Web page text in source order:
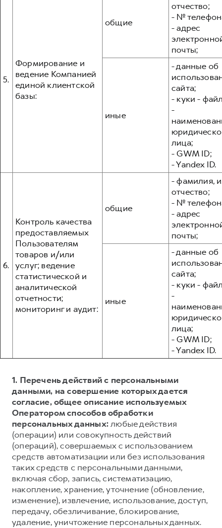
5.
Формирование и
ведение Компанией
единой клиентской
базы:
общие
отчество;
- №
- адрес
почты;
иные
- данные об
сайта;
- куки -
-
лица;
- GWM ID;
- Yandex ID.
6.
Контроль качества
предоставляемых
Пользователям
товаров и/или
услуг; ведение
статистической и
аналитической
отчетности;
мониторинг и аудит:
общие
- фамилия,
отчество;
- №
- адрес
почты;
иные
- данные об
сайта;
- куки -
-
лица;
- GWM ID;
- Yandex ID.
1. Перечень действий с персональными
данными, на совершение которых дается
согласие, общее описание используемых
Оператором способов обработки
персональных данных:любые действия
(операции) или совокупность действий
(операций), совершаемых с использованием
средств автоматизации или без использования
таких средств с персональными данными,
включая сбор, запись, систематизацию,
накопление, хранение, уточнение (обновление,
изменение), извлечение, использование, доступ,
передачу, обезличивание, блокирование,
удаление, уничтожение персональных данных.